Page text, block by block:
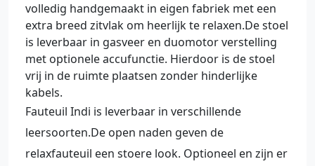
volledig handgemaakt in eigen fabriek met een
extra breed zitvlak om heerlijk te relaxen.De stoel
is leverbaar in gasveer en duomotor verstelling
met optionele accufunctie. Hierdoor is de stoel
vrij in de ruimte plaatsen zonder hinderlijke
kabels.
Fauteuil Indi is leverbaar in verschillende
leersoorten.De open naden geven de
relaxfauteuil een stoere look. Optioneel en zijn er